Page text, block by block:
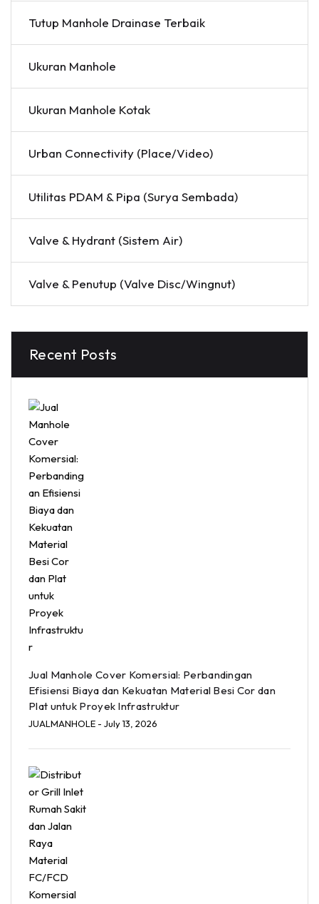
Tutup Manhole Drainase Terbaik
Ukuran Manhole
Ukuran Manhole Kotak
Urban Connectivity (Place/Video)
Utilitas PDAM & Pipa (Surya Sembada)
Valve & Hydrant (Sistem Air)
Valve & Penutup (Valve Disc/Wingnut)
Recent Posts
Jual Manhole Cover Komersial: Perbandingan
Efisiensi Biaya dan Kekuatan Material Besi Cor dan
Plat untuk Proyek Infrastruktur
JUALMANHOLE - July 13, 2026